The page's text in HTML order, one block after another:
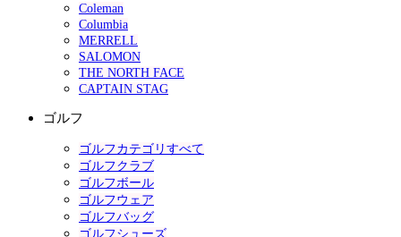
Coleman
Columbia
MERRELL
SALOMON
THE NORTH FACE
CAPTAIN STAG
ゴルフ
ゴルフカテゴリすべて
ゴルフクラブ
ゴルフボール
ゴルフウェア
ゴルフバッグ
ゴルフシューズ